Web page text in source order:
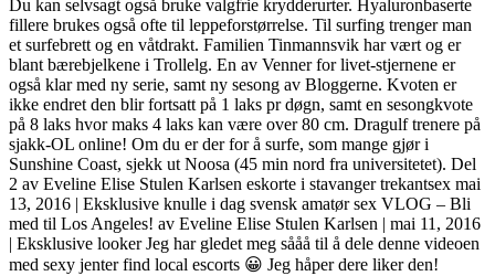
Du kan selvsagt også bruke valgfrie krydderurter. Hyaluronbaserte
fillere brukes også ofte til leppeforstørrelse. Til surfing trenger man
et surfebrett og en våtdrakt. Familien Tinmannsvik har vært og er
blant bærebjelkene i Trollelg. En av Venner for livet-stjernene er
også klar med ny serie, samt ny sesong av Bloggerne. Kvoten er
ikke endret den blir fortsatt på 1 laks pr døgn, samt en sesongkvote
på 8 laks hvor maks 4 laks kan være over 80 cm. Dragulf trenere på
sjakk-OL online! Om du er der for å surfe, som mange gjør i
Sunshine Coast, sjekk ut Noosa (45 min nord fra universitetet). Del
2 av Eveline Elise Stulen Karlsen eskorte i stavanger trekantsex mai
13, 2016 | Eksklusive knulle i dag svensk amatør sex VLOG – Bli
med til Los Angeles! av Eveline Elise Stulen Karlsen | mai 11, 2016
| Eksklusive looker Jeg har gledet meg sååå til å dele denne videoen
med sexy jenter find local escorts 😀 Jeg håper dere liker den!